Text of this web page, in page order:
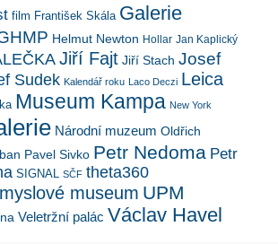
film František Skála Galerie
Helmut Newton Hollar Jan Kaplický
Jiří Fajt Jiří Stach Josef
Sudek Kalendář roku Laco Deczi Leica
Museum Kampa New York
Národní muzeum Oldřich
Pavel Sivko Petr Nedoma Petr
SIGNAL SČF theta360
museum UPM
Veletržní palác Václav Havel